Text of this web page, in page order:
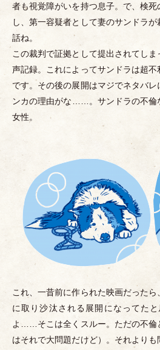
者も視覚障がいを持つ息子。で、検
し、第一容疑者として妻のサンドラ
話ね。
この裁判で証拠として提出されてし
声記録。これによってサンドラは超
です。その後の展開はマジでネタバ
ンカの理由がな……。サンドラの不倫
女性。
これ、一昔前に作られた映画だった
に取り沙汰される展開になってた
よ……そこは全くスルー。ただの不倫
はそれで大問題だけど）
。それより